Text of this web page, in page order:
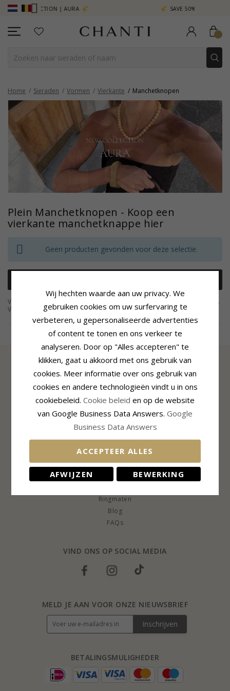
| AURA SAVE 50% ON ELINÉ
Home Sieraden Vormen Vierkante Manchetknopen
Plein Manchetknopen - Koop een
vierkante manchetknappe hier
Geen producten gevonden voor deze selectie.
Vierkante manchetknopen zijn verkrijgbaar in een enorme keuze bij CHANTI.
Vierkante manchetknopen voor het pak is elegant en chic. Koop vierkante
manchetknopen met verschillende patronen en afwerkingen bij CHANTI.
Læs mere
INFORMATIE
Over CHANTI
Kontakt
Cookie- en privacybeleid
KLANTENSERVICE
Ringmaten
Blog
FAQs
VIND ONS OP SOCIAL MEDIA
BETALINGSMULIGHEDER
MELD JE AAN VOOR ONZE NIEUWSBRIEF
Inschrijven
Wij hechten waarde aan uw privacy. We
gebruiken cookies om uw surfervaring te
verbeteren, u gepersonaliseerde advertenties
of content te tonen en ons verkeer te
analyseren. Door op "Alles accepteren" te
klikken, gaat u akkoord met ons gebruik van
cookies. Meer informatie over ons gebruik van
cookies en andere technologieën vindt u in ons
cookiebeleid. Cookie beleid en op de website
van Google Business Data Answers. Google
Business Data Answers
ACCEPTEER ALLES
AFWIJZEN BEWERKING